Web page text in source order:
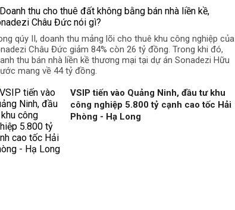
qúy II, doanh thu mảng lõi cho thuê khu công nghiệp của
Châu Đức giảm 84% còn 26 tỷ đồng. Trong khi đó,
thu bán nhà liền kề thương mại tại dự án Sonadezi Hữu
mang về 44 tỷ đồng.
VSIP tiến vào Quảng Ninh, đầu tư khu
công nghiệp 5.800 tỷ cạnh cao tốc Hải
Phòng - Hạ Long